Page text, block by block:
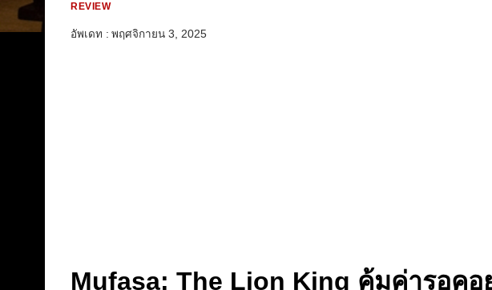
REVIEW
อัพเดท : พฤศจิกายน 3, 2025
Mufasa: The Lion King คุ้มค่ารอคอ